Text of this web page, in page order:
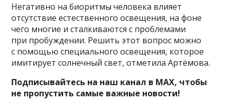
Негативно на биоритмы человека влияет
отсутствие естественного освещения, на фоне
чего многие и сталкиваются с проблемами
при пробуждении. Решить этот вопрос можно
с помощью специального освещения, которое
имитирует солнечный свет, отметила Артёмова.
Подписывайтесь на наш канал в MAX, чтобы
не пропустить самые важные новости!